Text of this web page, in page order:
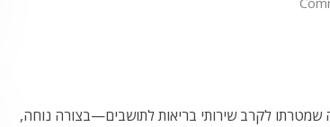
שמטרתו לקרב שירותי בריאות לתושבים—בצורה נוחה,